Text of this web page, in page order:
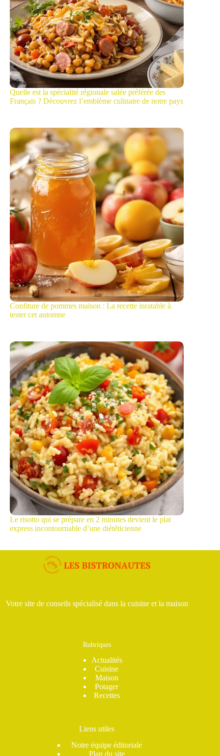
Quelle est la spécialité régionale salée préférée des
Français ? Découvrez l’emblème culinaire de notre pays
Confiture de pommes maison : La recette inratable à
tester cet automne
Le risotto qui se prépare en 2 minutes devient le plat
express incontournable d’une diététicienne
Votre site de conseils spécialisé dans la cuisine et la maison
Rubriques
Actualités
Cuisine
Maison
Potager
Recettes
Liens utiles
Notre équipe éditoriale
Plan du site